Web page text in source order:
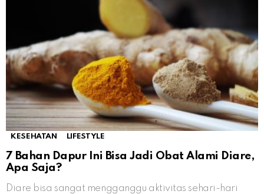
KESEHATAN LIFESTYLE
7 Bahan Dapur Ini Bisa Jadi Obat Alami Diare,
Apa Saja?
Diare bisa sangat mengganggu aktivitas sehari-hari